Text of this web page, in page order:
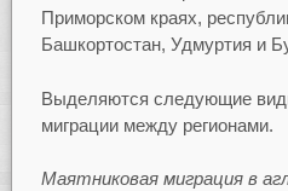
Приморском краях,
Башкортостан, Удмуртия и
Выделяются следующие
миграции между регионами.
Маятниковая миграция в